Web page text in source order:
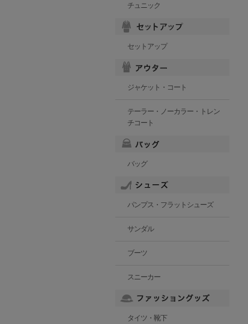
チュニック
セットアップ
ジャケット・コート
テーラー・ノーカラー・トレン
チコート
バッグ
パンプス・フラットシューズ
サンダル
ブーツ
スニーカー
タイツ・靴下